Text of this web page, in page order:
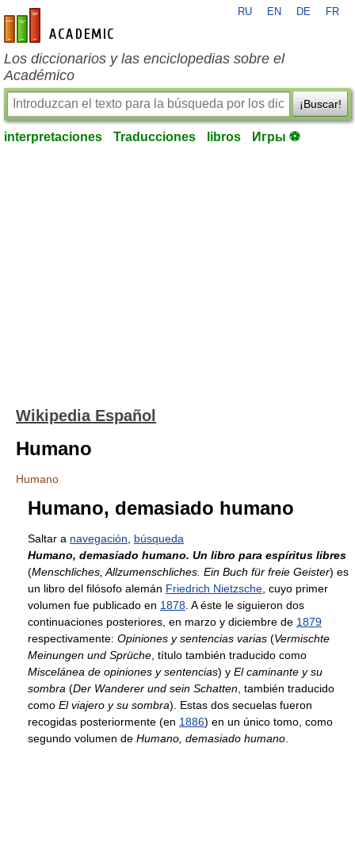
es-academic.com
RU EN DE FR
Los diccionarios y las enciclopedias sobre el
Académico
¡Buscar!
interpretaciones Traducciones libros Игры ⚽
Wikipedia Español
Humano
Humano
Humano, demasiado humano
Saltar a navegación
búsqueda
Humano, demasiado humano. Un libro para espíritus libres
(Menschliches, Allzumenschliches. Ein Buch für freie Geister) es
un libro del filósofo alemán Friedrich Nietzsche , cuyo primer
volumen fue publicado en 1878 . A éste le siguieron dos
continuaciones posteriores, en marzo y diciembre de 1879
respectivamente: Opiniones y sentencias varias (Vermischte
Meinungen und Sprüche , título también traducido como
Miscelánea de opiniones y sentencias) y El caminante y su
sombra (Der Wanderer und sein Schatten , también traducido
como El viajero y su sombra). Estas dos secuelas fueron
recogidas posteriormente (en 1886) en un único tomo, como
segundo volumen de Humano, demasiado humano